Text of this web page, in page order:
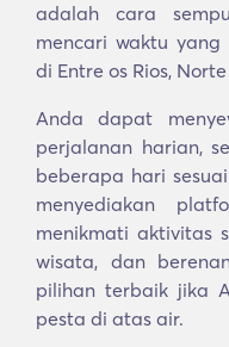
adalah cara
mencari waktu yang
di Entre os Rios,
Anda dapat
perjalanan harian,
beberapa hari
menyediakan
menikmati aktivitas
wisata, dan
pilihan terbaik jika
pesta di atas air.